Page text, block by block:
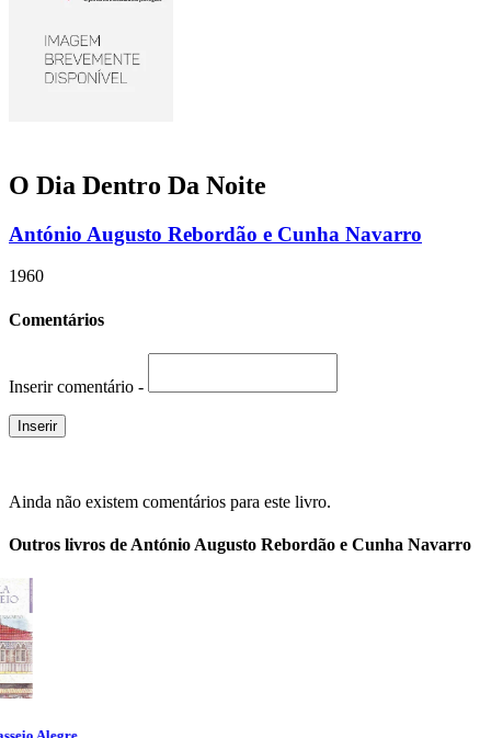
O Dia Dentro Da Noite
António Augusto Rebordão e Cunha Navarro
1960
Comentários
Inserir comentário -
Ainda não existem comentários para este livro.
Outros livros de António Augusto Rebordão e Cunha Navarro